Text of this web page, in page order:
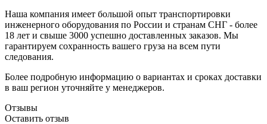
Наша компания имеет большой опыт транспортировки
инженерного оборудования по России и странам СНГ - более
18 лет и свыше 3000 успешно доставленных заказов. Мы
гарантируем сохранность вашего груза на всем пути
следования.
Более подробную информацию о вариантах и сроках доставки
в ваш регион уточняйте у менеджеров.
Отзывы
Оставить отзыв